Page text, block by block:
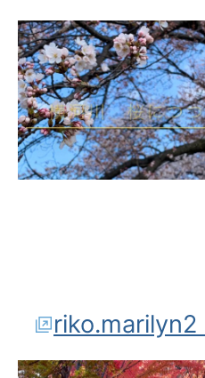
riko.marilyn2